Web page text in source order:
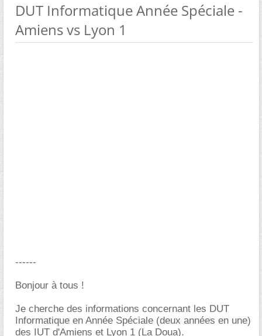
DUT Informatique Année Spéciale -
Amiens vs Lyon 1
------
Bonjour à tous !
Je cherche des informations concernant les DUT
Informatique en Année Spéciale (deux années en une)
des IUT d'Amiens et Lyon 1 (La Doua).